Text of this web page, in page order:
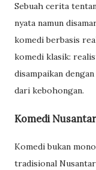
Sebuah cerita
nyata namun
komedi berbasis
komedi klasik:
disampaikan
dari kebohongan.
Komedi
Komedi bukan
tradisional